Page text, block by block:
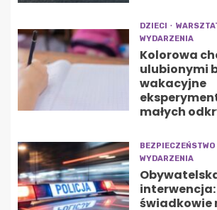
DZIECI
WYDARZENIA
Kolorowa
ulubionymi
wakacyjne
małych
BEZPIECZEŃSTWO
WYDARZENIA
świadkowie